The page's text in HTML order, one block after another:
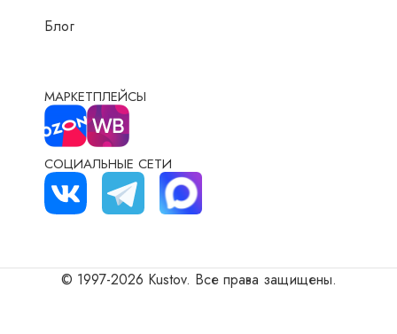
Блог
МАРКЕТПЛЕЙСЫ
СОЦИАЛЬНЫЕ СЕТИ
© 1997-2026 Kustov. Все права защищены.